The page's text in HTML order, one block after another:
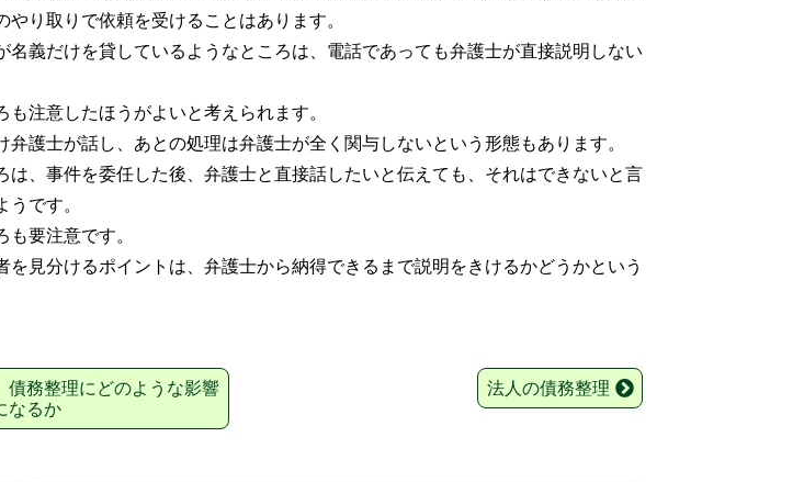
やり取りで依頼を受けることはあります。
名義だけを貸しているようなところは、電話であっても弁護士が直接説明しない
も注意したほうがよいと考えられます。
弁護士が話し、あとの処理は弁護士が全く関与しないという形態もあります。
は、事件を委任した後、弁護士と直接話したいと伝えても、それはできないと言
うです。
も要注意です。
を見分けるポイントは、弁護士から納得できるまで説明をきけるかどうかという
債務整理にどのような影響
なるか
法人の債務整理